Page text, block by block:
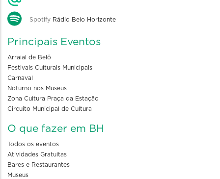
Spotify Rádio Belo Horizonte
Principais Eventos
Arraial de Belô
Festivais Culturais Municipais
Carnaval
Noturno nos Museus
Zona Cultura Praça da Estação
Circuito Municipal de Cultura
O que fazer em BH
Todos os eventos
Atividades Gratuitas
Bares e Restaurantes
Museus